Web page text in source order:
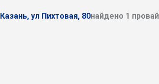
Казань, ул Пихтовая, 80найдено 1